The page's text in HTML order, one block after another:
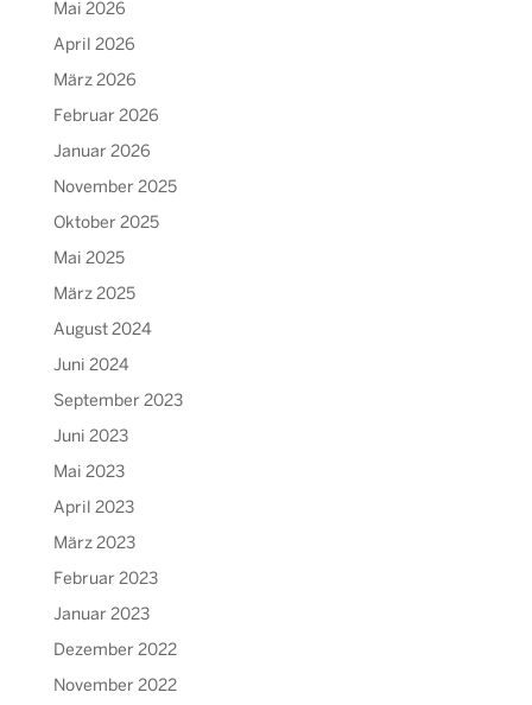
Mai 2026
April 2026
März 2026
Februar 2026
Januar 2026
November 2025
Oktober 2025
Mai 2025
März 2025
August 2024
Juni 2024
September 2023
Juni 2023
Mai 2023
April 2023
März 2023
Februar 2023
Januar 2023
Dezember 2022
November 2022